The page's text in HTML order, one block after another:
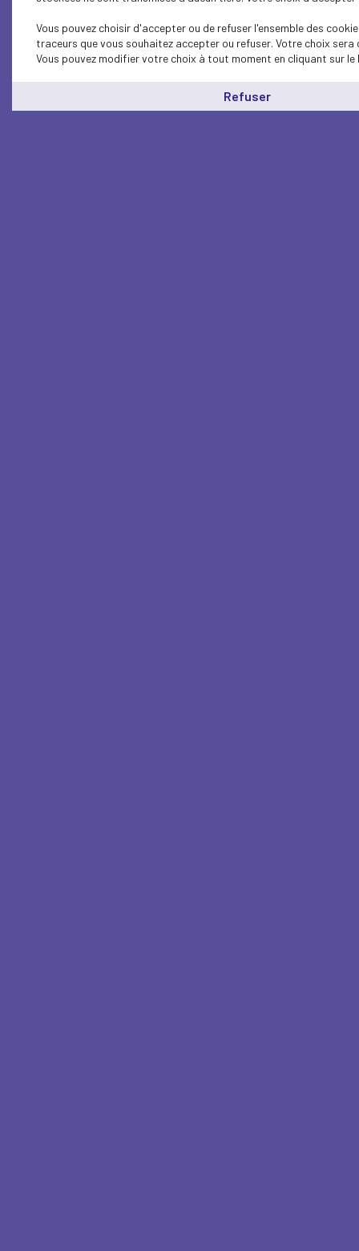
Vous pouvez choisir d'accepter ou de refuser l'ensemble des
traceurs que vous souhaitez accepter ou refuser. Votre choix
Vous pouvez modifier votre choix à tout moment en cliquant sur le
Refuser